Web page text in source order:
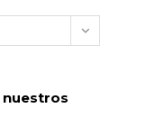
nuestros